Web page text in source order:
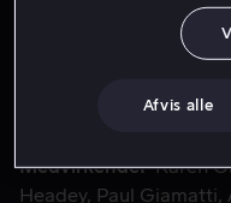
Da Sam var barn,
Da Sam var barn, blev
lejemorder. Nu er Sam
beskytte sin
Medvirkende Karen
Headey
Paul Giamatti
Afvis alle